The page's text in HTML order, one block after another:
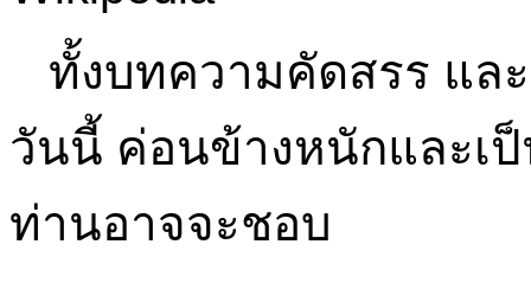
ทั้งบทความคัดสรร แล
วันนี้ ค่อนข้างหนักและเ
ท่านอาจจะชอบ